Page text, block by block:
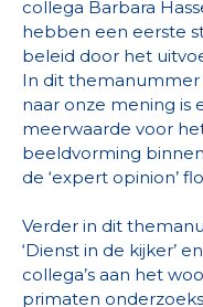
collega Barbara
hebben een eerste
beleid door het
In dit themanummer
naar onze mening is
meerwaarde voor
beeldvorming
de ‘expert opinion’
Verder in dit
‘Dienst in de kijker’
collega’s aan het
primaten